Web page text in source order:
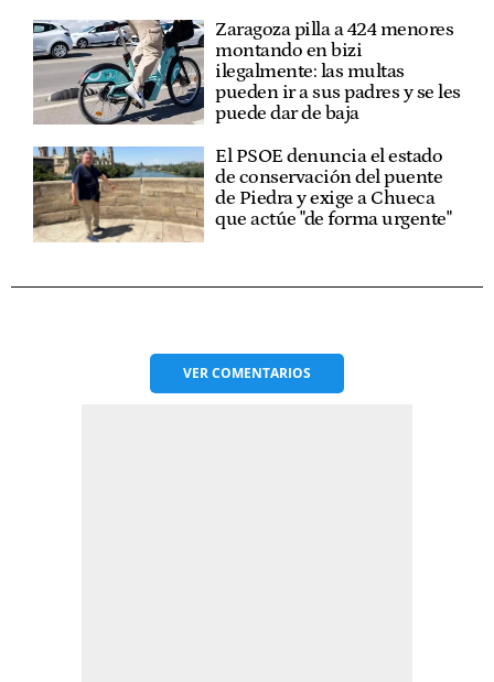
Zaragoza pilla a 424 menores
montando en bizi
ilegalmente: las multas
pueden ir a sus padres y se les
puede dar de baja
El PSOE denuncia el estado
de conservación del puente
de Piedra y exige a Chueca
que actúe "de forma urgente"
VERCOMENTARIOS